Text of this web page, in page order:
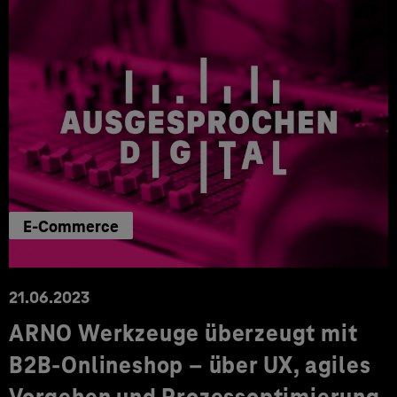
E-Commerce
21.06.2023
ARNO Werkzeuge überzeugt mit
B2B-Onlineshop – über UX, agiles